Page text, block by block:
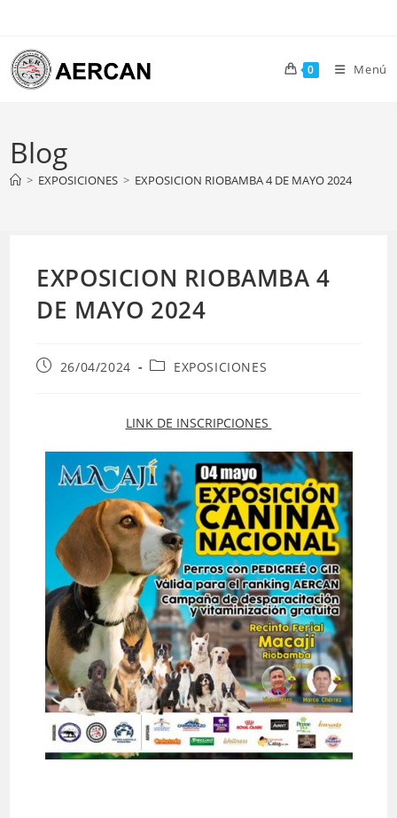
contenido
0 Menú
Blog
> EXPOSICIONES > EXPOSICION RIOBAMBA 4 DE MAYO 2024
EXPOSICION RIOBAMBA 4
DE MAYO 2024
Publicación
26/04/2024
Categoría
entrada:
EXPOSICIONES
LINK DE INSCRIPCIONES